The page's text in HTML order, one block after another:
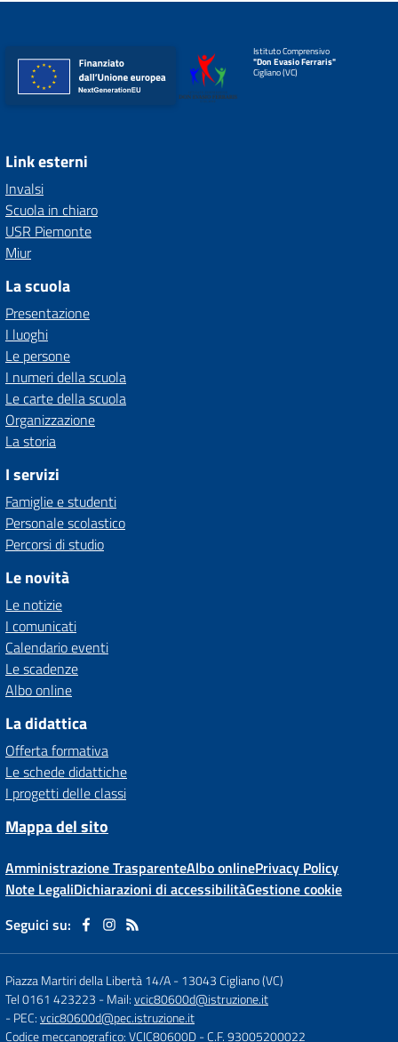
Istituto Comprensivo
"Don Evasio Ferraris"
Cigliano (VC)
Link esterni
Invalsi
Scuola in chiaro
USR Piemonte
Miur
La scuola
Presentazione
I luoghi
Le persone
I numeri della scuola
Le carte della scuola
Organizzazione
La storia
I servizi
Famiglie e studenti
Personale scolastico
Percorsi di studio
Le novità
Le notizie
I comunicati
Calendario eventi
Le scadenze
Albo online
La didattica
Offerta formativa
Le schede didattiche
I progetti delle classi
Mappa del sito
Amministrazione TrasparenteAlbo onlinePrivacy Policy
Note LegaliDichiarazioni di accessibilitàGestione cookie
Seguici su:
Piazza Martiri della Libertà 14/A-13043 Cigliano (VC)
Tel 0161 423223 - Mail:vcic80600d@istruzione.it
- PEC:vcic80600d@pec.istruzione.it
Codice meccanografico: VCIC80600D- C.F. 93005200022